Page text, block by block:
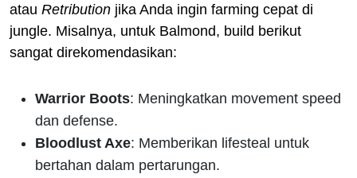
atau Retribution jika Anda ingin farming cepat di
jungle. Misalnya, untuk Balmond, build berikut
sangat direkomendasikan:
Warrior Boots: Meningkatkan movement speed
dan defense.
Bloodlust Axe: Memberikan lifesteal untuk
bertahan dalam pertarungan.